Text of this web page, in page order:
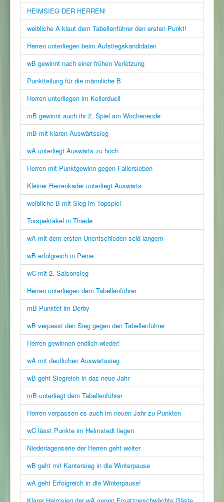
HEIMSIEG DER HERREN!
weibliche A klaut dem Tabellenführer den ersten Punkt!
Herren unterliegen beim Aufstiegskandidaten
wB gewinnt nach einer frühen Verletzung
Punktteilung für die männliche B
Herren unterliegen im Kellerduell
mB gewinnt auch ihr 2. Spiel am Wochenende
mB mit klaren Auswärtssieg
wA unterliegt Auswärts zu hoch
Herren mit Punktgewinn gegen Fallersleben
Kleiner Herrenkader unterliegt Auswärts
weibliche B mit Sieg im Topspiel
Torspektakel in Thiede
wA mit dem ersten Unentschieden seid langem
wB erfolgreich in Peine
wC mit 2. Saisonsieg
Herren unterliegen dem Tabellenführer
mB Punktet im Derby
wB verpasst den Sieg gegen den Tabellenführer
Herren gewinnen endlich wieder!
wA mit deutlichen Auswärtssieg
wB geht Siegreich in das neue Jahr
mB unterliegt dem Tabellenführer
Herren verpassen es auch im neuen Jahr zu Punkten
wC lässt Punkte im Helmstedt liegen
Niederlagenserie der Herren geht weiter
wB geht mit Kantersieg in die Winterpause
wA geht Erfolgreich in die Winterpause!
Klarer Heimsieg der wA gegen Ersatzgeschwächte Gäste